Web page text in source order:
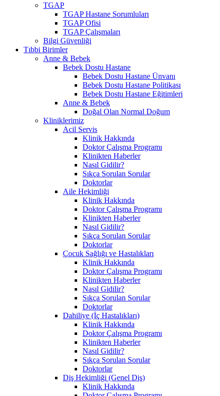
TGAP
TGAP Hastane Sorumluları
TGAP Ofisi
TGAP Çalışmaları
Bilgi Güvenliği
Tıbbi Birimler
Anne & Bebek
Bebek Dostu Hastane
Bebek Dostu Hastane Ünvanı
Bebek Dostu Hastane Politikası
Bebek Dostu Hastane Eğitimleri
Anne & Bebek
Doğal Olan Normal Doğum
Kliniklerimiz
Acil Servis
Klinik Hakkında
Doktor Çalışma Programı
Klinikten Haberler
Nasıl Gidilir?
Sıkça Sorulan Sorular
Doktorlar
Aile Hekimliği
Klinik Hakkında
Doktor Çalışma Programı
Klinikten Haberler
Nasıl Gidilir?
Sıkça Sorulan Sorular
Doktorlar
Çocuk Sağlığı ve Hastalıkları
Klinik Hakkında
Doktor Çalışma Programı
Klinikten Haberler
Nasıl Gidilir?
Sıkça Sorulan Sorular
Doktorlar
Dahiliye (İç Hastalıkları)
Klinik Hakkında
Doktor Çalışma Programı
Klinikten Haberler
Nasıl Gidilir?
Sıkça Sorulan Sorular
Doktorlar
Diş Hekimliği (Genel Diş)
Klinik Hakkında